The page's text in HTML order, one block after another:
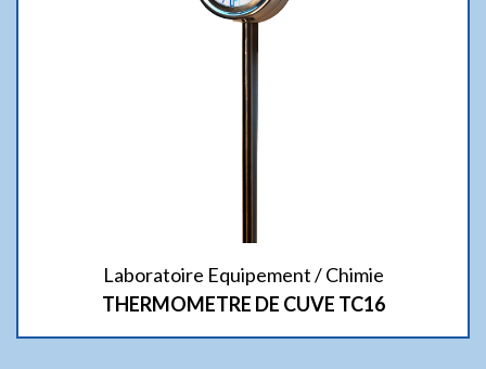
Laboratoire Equipement / Chimie
THERMOMETRE DE CUVE TC16